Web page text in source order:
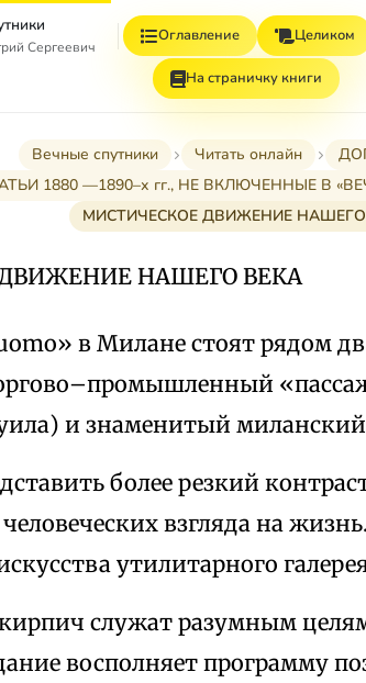
Сергеевич
Оглавление Целиком
На страничку книги
Вечные спутники Читать онлайн
1880 —1890–х гг., НЕ ВКЛЮЧЕННЫЕ В
МИСТИЧЕСКОЕ ДВИЖЕНИЕ
НАШЕГО ВЕКА
в Милане стоят рядом
и знаменитый миланский
более резкий
взгляда на
утилитарного
служат разумным
восполняет программу